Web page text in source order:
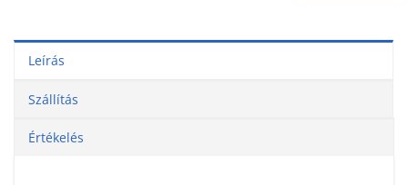
Leírás
Szállítás
Értékelés